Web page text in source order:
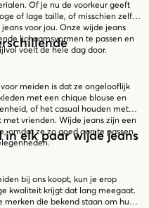
Of je nu de voorkeur geeft
of lage taille, of misschien zelfs
voor jou. Onze wijde jeans
lichaamsvormen te passen en
voelt de hele dag door.
meiden is dat ze ongelooflijk
met een chique blouse en
of het casual houden met
met vrienden. Wijde jeans zijn een
omdat ze zo goed aan te passen
in elk paar wijde jeans
bij ons koopt, kun je erop
kwaliteit krijgt dat lang meegaat.
merken die bekend staan om hun